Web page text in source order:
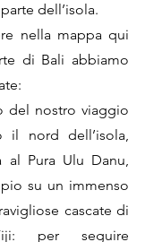
dell’isola.
nella mappa qui
di Bali abbiamo
nostro viaggio
il nord dell’isola,
al Pura Ulu Danu,
su un immenso
cascate di
per seguire